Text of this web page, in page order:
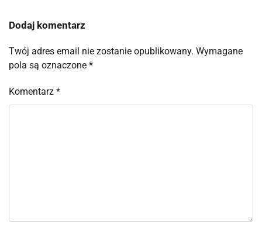
Dodaj komentarz
Twój adres email nie zostanie opublikowany. Wymagane
pola są oznaczone *
Komentarz *